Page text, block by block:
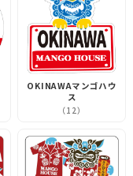
OKINAWAマンゴハウ
ス
（12）